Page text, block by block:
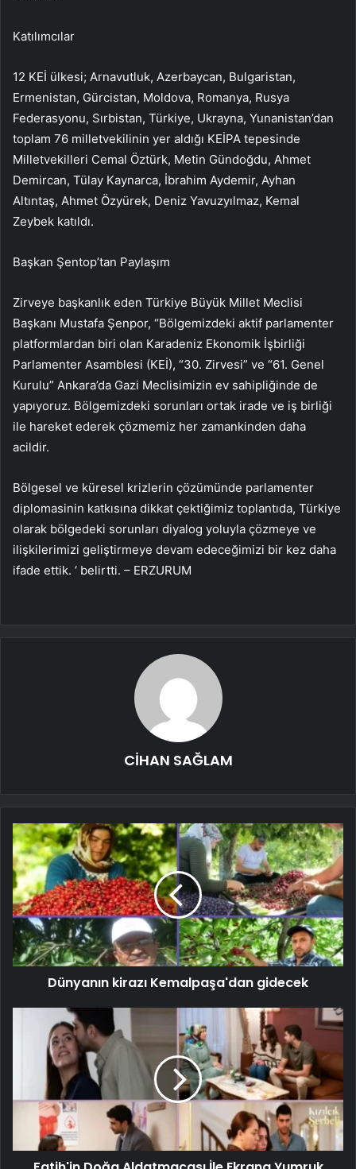
Katılımcılar
12 KEİ ülkesi; Arnavutluk, Azerbaycan, Bulgaristan,
Ermenistan, Gürcistan, Moldova, Romanya, Rusya
Federasyonu, Sırbistan, Türkiye, Ukrayna, Yunanistan’dan
toplam 76 milletvekilinin yer aldığı KEİPA tepesinde
Milletvekilleri Cemal Öztürk, Metin Gündoğdu, Ahmet
Demircan, Tülay Kaynarca, İbrahim Aydemir, Ayhan
Altıntaş, Ahmet Özyürek, Deniz Yavuzyılmaz, Kemal
Zeybek katıldı.
Başkan Şentop’tan Paylaşım
Zirveye başkanlık eden Türkiye Büyük Millet Meclisi
Başkanı Mustafa Şenpor, “Bölgemizdeki aktif parlamenter
platformlardan biri olan Karadeniz Ekonomik İşbirliği
Parlamenter Asamblesi (KEİ), “30. Zirvesi” ve “61. Genel
Kurulu” Ankara’da Gazi Meclisimizin ev sahipliğinde de
yapıyoruz. Bölgemizdeki sorunları ortak irade ve iş birliği
ile hareket ederek çözmemiz her zamankinden daha
acildir.
Bölgesel ve küresel krizlerin çözümünde parlamenter
diplomasinin katkısına dikkat çektiğimiz toplantıda, Türkiye
olarak bölgedeki sorunları diyalog yoluyla çözmeye ve
ilişkilerimizi geliştirmeye devam edeceğimizi bir kez daha
ifade ettik. ‘ belirtti. – ERZURUM
CİHAN SAĞLAM
Dünyanın kirazı Kemalpaşa'dan gidecek